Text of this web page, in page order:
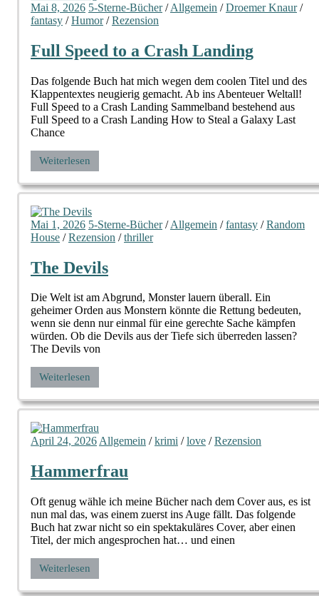
Mai 8, 2026 5-Sterne-Bücher/Allgemein /Droemer Knaur/
fantasy /Humor/Rezension
Full Speed to a Crash Landing
Das folgende Buch hat mich wegen dem coolen Titel und des
Klappentextes neugierig gemacht. Ab ins Abenteuer Weltall!
Full Speed to a Crash Landing Sammelband bestehend aus
Full Speed to a Crash Landing How to Steal a Galaxy Last
Chance
Weiterlesen
Mai 1, 2026 5-Sterne-Bücher/Allgemein /fantasy /Random
House /Rezension /thriller
The Devils
Die Welt ist am Abgrund, Monster lauern überall. Ein
geheimer Orden aus Monstern könnte die Rettung bedeuten,
wenn sie denn nur einmal für eine gerechte Sache kämpfen
würden. Ob die Devils aus der Tiefe sich überreden lassen?
The Devils von
Weiterlesen
April 24, 2026Allgemein /krimi /love /Rezension
Hammerfrau
Oft genug wähle ich meine Bücher nach dem Cover aus, es ist
nun mal das, was einem zuerst ins Auge fällt. Das folgende
Buch hat zwar nicht so ein spektakuläres Cover, aber einen
Titel, der mich angesprochen hat… und einen
Weiterlesen